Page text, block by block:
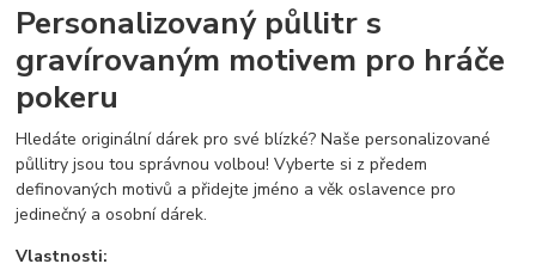
Personalizovaný půllitr s
gravírovaným motivem pro hráče
pokeru
Hledáte originální dárek pro své blízké? Naše personalizované
půllitry jsou tou správnou volbou! Vyberte si z předem
definovaných motivů a přidejte jméno a věk oslavence pro
jedinečný a osobní dárek.
Vlastnosti: